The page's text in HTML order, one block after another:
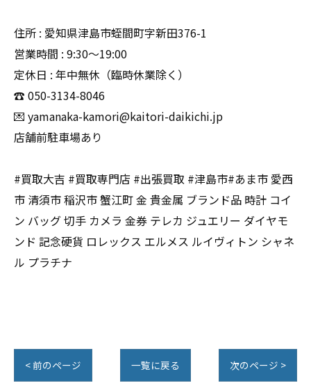
住所 : 愛知県津島市蛭間町字新田376-1
営業時間 : 9:30〜19:00
定休日 : 年中無休（臨時休業除く）
☎️ 050-3134-8046
💌 yamanaka-kamori@kaitori-daikichi.jp
店舗前駐車場あり
#買取大吉 #買取専門店 #出張買取 #津島市#あま市 愛西
市 清須市 稲沢市 蟹江町 金 貴金属 ブランド品 時計 コイ
ン バッグ 切手 カメラ 金券 テレカ ジュエリー ダイヤモ
ンド 記念硬貨 ロレックス エルメス ルイヴィトン シャネ
ル プラチナ
< 前のページ 一覧に戻る 次のページ >